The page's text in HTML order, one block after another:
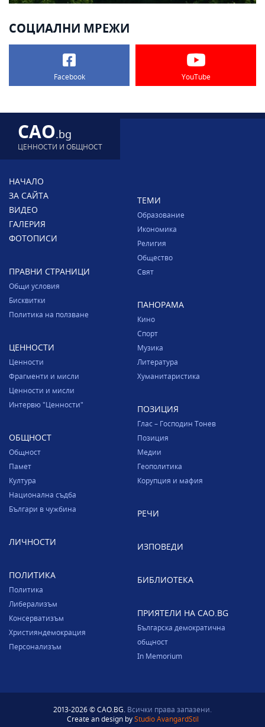
СОЦИАЛНИ МРЕЖИ
Facebook YouTube
CAO.bg
ЦЕННОСТИ И ОБЩНОСТ
НАЧАЛО
ЗА САЙТА
ВИДЕО
ГАЛЕРИЯ
ФОТОПИСИ
ПРАВНИ СТРАНИЦИ
Общи условия
Бисквитки
Политика на ползване
ЦЕННОСТИ
Ценности
Фрагменти и мисли
Ценности и мисли
Интервю "Ценности"
ОБЩНОСТ
Общност
Памет
Култура
Национална съдба
Българи в чужбина
ЛИЧНОСТИ
ПОЛИТИКА
Политика
Либерализъм
Консерватизъм
Християндемокрация
Персонализъм
ТЕМИ
Образование
Икономика
Религия
Общество
Свят
ПАНОРАМА
Кино
Спорт
Музика
Литература
Хуманитаристика
ПОЗИЦИЯ
Глас – Господин Тонев
Позиция
Медии
Геополитика
Корупция и мафия
РЕЧИ
ИЗПОВЕДИ
БИБЛИОТЕКА
ПРИЯТЕЛИ НА CAO.BG
Българска демократична
общност
In Memorium
2013-2026 © CAO.BG. Всички права запазени.
Create an design byStudio AvangardStil